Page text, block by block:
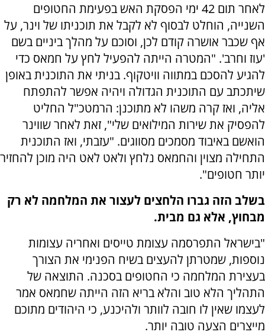
לאחר תום 42 ימי הפסקת האש בפעימת החטופים
השנייה, הוחלט לבסוף לא לקבל את תוכניתו של וינר, על
אף שכבר אושרה קודם לכן, וסוכם על מהלך ביניים בשם
'עוז וחרב'. "המטרה הייתה להפעיל לחץ על חמאס כדי
להגיע להסכם במתווה וויטקוף. בניתי את התוכנית באופן
שיתכתב עם התוכנית הגדולה ויהיה אפשר להתפתח
אליה, ואז קרה משהו לא מתוכנן: הרמטכ"ל החליט
להפסיק את שירות המילואים שלי", זאת לאחר שווינר
הואשם באיבוד מסמכים מסווגים. "עזבתי, ואז התוכנית
התחילה מצוין והחמאס נלחץ ולאט לאט היה מוכן להחזיר
יותר חטופים".
בשלב הזה גברו הלחצים לעצור את המלחמה לא רק
מבחוץ, אלא גם מבית.
"בישראל התפרסמה עצומת טייסים ואחריה עצומות
נוספות, שמטרתן להעצים בשיח הפנימי את הצורך
בעצירת המלחמה כי החטופים בסכנה. התוצאה של
התהליך הלא טוב והלא בריא הזה הייתה שחמאס אמר
לעצמו שאין לו חובה לוותר ולהיכנע, כי היהודים מתוכם
מייצרים הצעה טובה יותר.